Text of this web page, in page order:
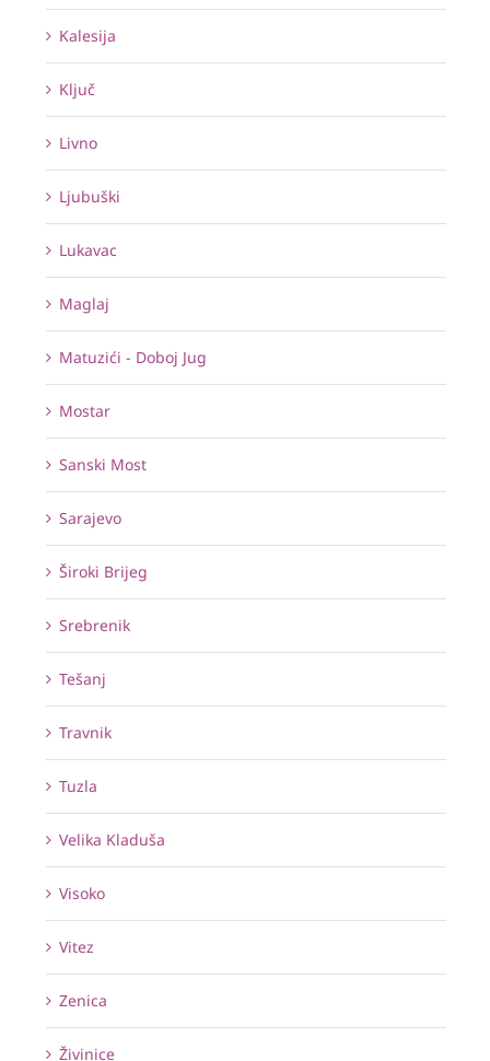
Kalesija
Ključ
Livno
Ljubuški
Lukavac
Maglaj
Matuzići - Doboj Jug
Mostar
Sanski Most
Sarajevo
Široki Brijeg
Srebrenik
Tešanj
Travnik
Tuzla
Velika Kladuša
Visoko
Vitez
Zenica
Živinice